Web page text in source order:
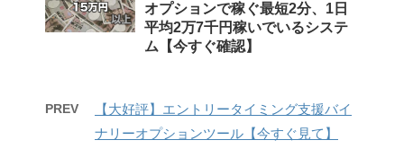
オプションで稼ぐ最短2分、1日
平均2万7千円稼いでいるシステ
ム【今すぐ確認】
PREV
【大好評】エントリータイミング支援バイ
ナリーオプションツール【今すぐ見て】